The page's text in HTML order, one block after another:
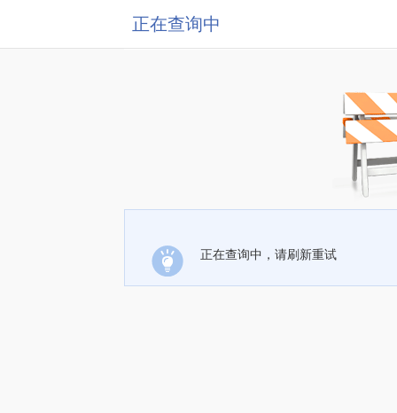
正在查询中
正在查询中，请刷新重试